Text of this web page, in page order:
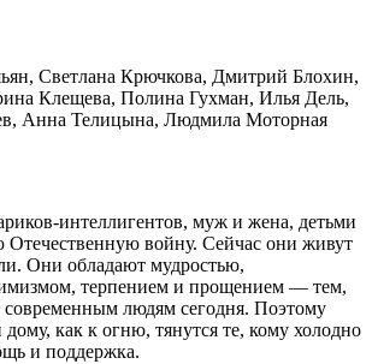
Светлана Крючкова, Дмитрий Блохин,
Клещева, Полина Гухман, Илья Дель,
Анна Телицына, Людмила Моторная
интеллигентов, муж и жена, детьми
войну. Сейчас они живут
Они обладают мудростью,
терпением и прощением — тем,
современным людям сегодня. Поэтому
как к огню, тянутся те, кому холодно
и поддержка.